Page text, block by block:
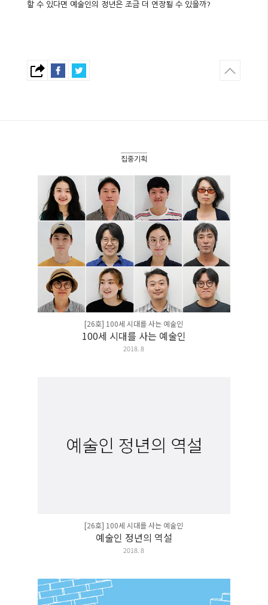
할 수 있다면 예술인의 정년은 조금 더 연장될 수 있을까?
집중기획
[26호] 100세 시대를 사는 예술인
100세 시대를 사는 예술인
2018. 8
[26호] 100세 시대를 사는 예술인
예술인 정년의 역설
2018. 8